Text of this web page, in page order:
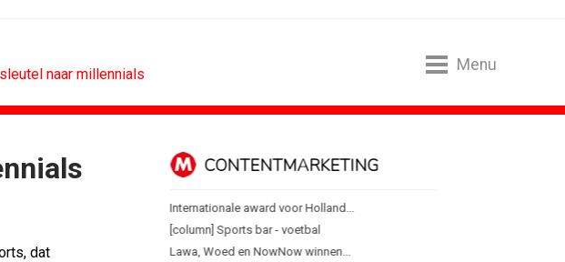
naar millennials
Menu
dat
campagne voor...
CONTENTMARKETING
Internationale award voor Holland...
[column] Sports bar - voetbal
Lawa, Woed en NowNow winnen...